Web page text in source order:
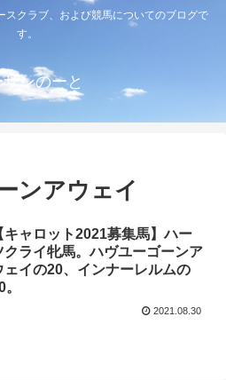
スクラブ、および競馬についてのブログで
す。
ザンのーと
ンアウェイ
キャロット2021募集馬】ハー
クライ牝馬。ハヴユーゴーンア
ェイの20、インナーレルムの
2021.08.30